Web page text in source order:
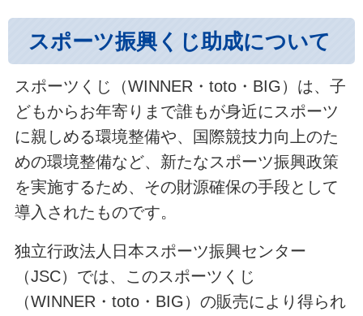
スポーツ振興くじ助成について
スポーツくじ（WINNER・toto・BIG）は、子
どもからお年寄りまで誰もが身近にスポーツ
に親しめる環境整備や、国際競技力向上のた
めの環境整備など、新たなスポーツ振興政策
を実施するため、その財源確保の手段として
導入されたものです。
独立行政法人日本スポーツ振興センター
（JSC）では、このスポーツくじ
（WINNER・toto・BIG）の販売により得られ